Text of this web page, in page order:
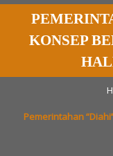
KONSEP
Pemerintahan